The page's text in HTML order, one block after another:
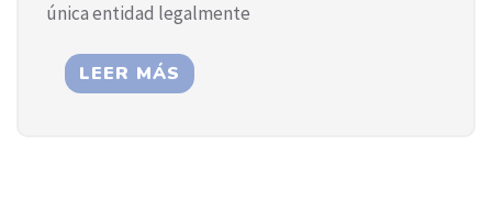
única entidad legalmente